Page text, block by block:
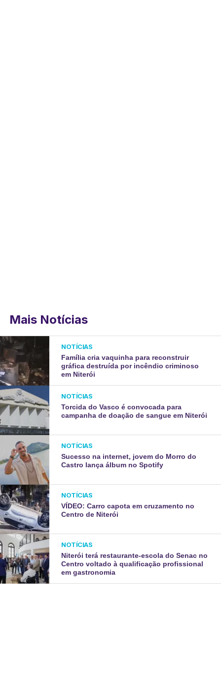
Mais Notícias
NOTÍCIAS
Família cria vaquinha para reconstruir
gráfica destruída por incêndio criminoso
em Niterói
NOTÍCIAS
Torcida do Vasco é convocada para
campanha de doação de sangue em Niterói
NOTÍCIAS
Sucesso na internet, jovem do Morro do
Castro lança álbum no Spotify
NOTÍCIAS
VÍDEO: Carro capota em cruzamento no
Centro de Niterói
NOTÍCIAS
Niterói terá restaurante-escola do Senac no
Centro voltado à qualificação profissional
em gastronomia